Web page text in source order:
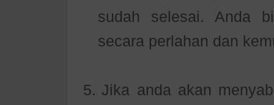
sudah selesai. Anda
secara perlahan dan
5. Jika anda akan